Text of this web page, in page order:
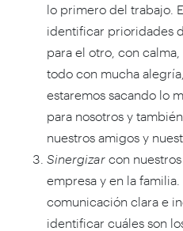
lo primero del trabajo.
identificar prioridades
para el otro, con
todo con mucha
estaremos sacando lo
para nosotros y
nuestros amigos y
Sinergizar con
empresa y en la
comunicación clara e
identificar cuáles son